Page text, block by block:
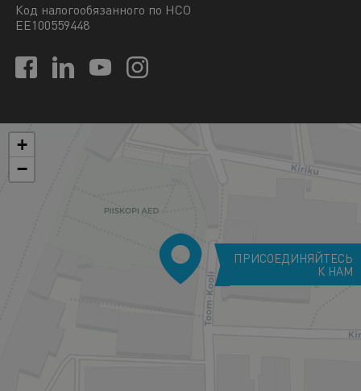
Код налогообязанного по НСО
EE100559448
+
−
ПРИСОЕДИНЯЙТЕСЬ
К НАМ